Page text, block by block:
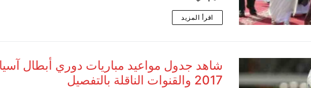
اقرأ المزيد
شاهد جدول مواعيد مباريات دوري أبطال آسيا
2017 والقنوات الناقلة بالتفصيل